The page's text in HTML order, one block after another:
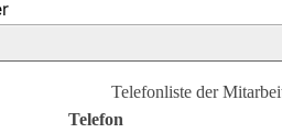
Telefonliste der
Telefon